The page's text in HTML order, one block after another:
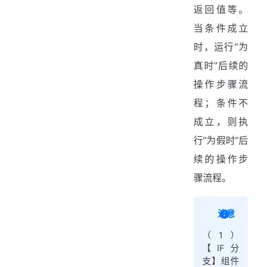
返回值等。
当条件成立
时，运行“为
真时”后续的
操作步骤流
程；条件不
成立，则执
行“为假时”后
续的操作步
骤流程。
注意
（1）
【IF分
支】组件